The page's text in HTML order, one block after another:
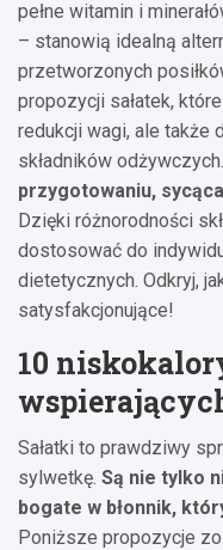
pełne witamin i
– stanowią idealną
przetworzonych
propozycji sałatek,
redukcji wagi, ale także
składników odżywczych.
przygotowaniu,
Dzięki różnorodności
dostosować do
dietetycznych. Odkryj,
satysfakcjonujące!
10
Sałatki to prawdziwy
sylwetkę. Są nie tylko
bogate w błonnik,
Poniższe propozycje